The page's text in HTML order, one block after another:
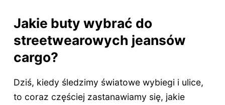
Jakie buty wybrać do
streetwearowych jeansów
cargo?
Dziś, kiedy śledzimy światowe wybiegi i ulice,
to coraz częściej zastanawiamy się, jakie